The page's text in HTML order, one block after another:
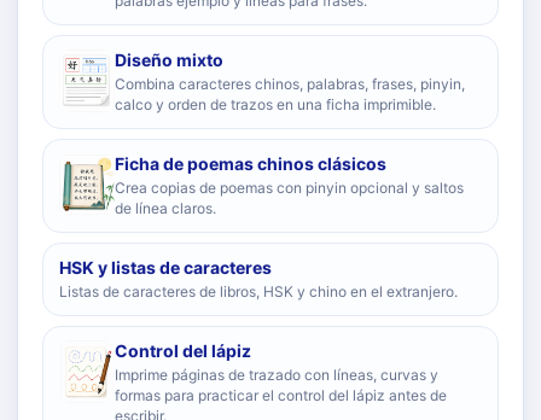
Diseño mixto
Combina caracteres chinos, palabras, frases, pinyin,
calco y orden de trazos en una ficha imprimible.
Ficha de poemas chinos clásicos
Crea copias de poemas con pinyin opcional y saltos
de línea claros.
HSK y listas de caracteres
Listas de caracteres de libros, HSK y chino en el extranjero.
Control del lápiz
Imprime páginas de trazado con líneas, curvas y
formas para practicar el control del lápiz antes de
escribir.